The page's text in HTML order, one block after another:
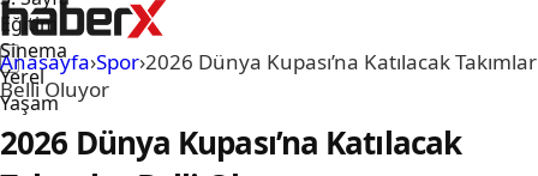
Eğitim
Sinema
Yerel
Yaşam
Anasayfa›Spor›2026 Dünya Kupası’na Katılacak Takımlar
Belli Oluyor
2026 Dünya Kupası’na Katılacak